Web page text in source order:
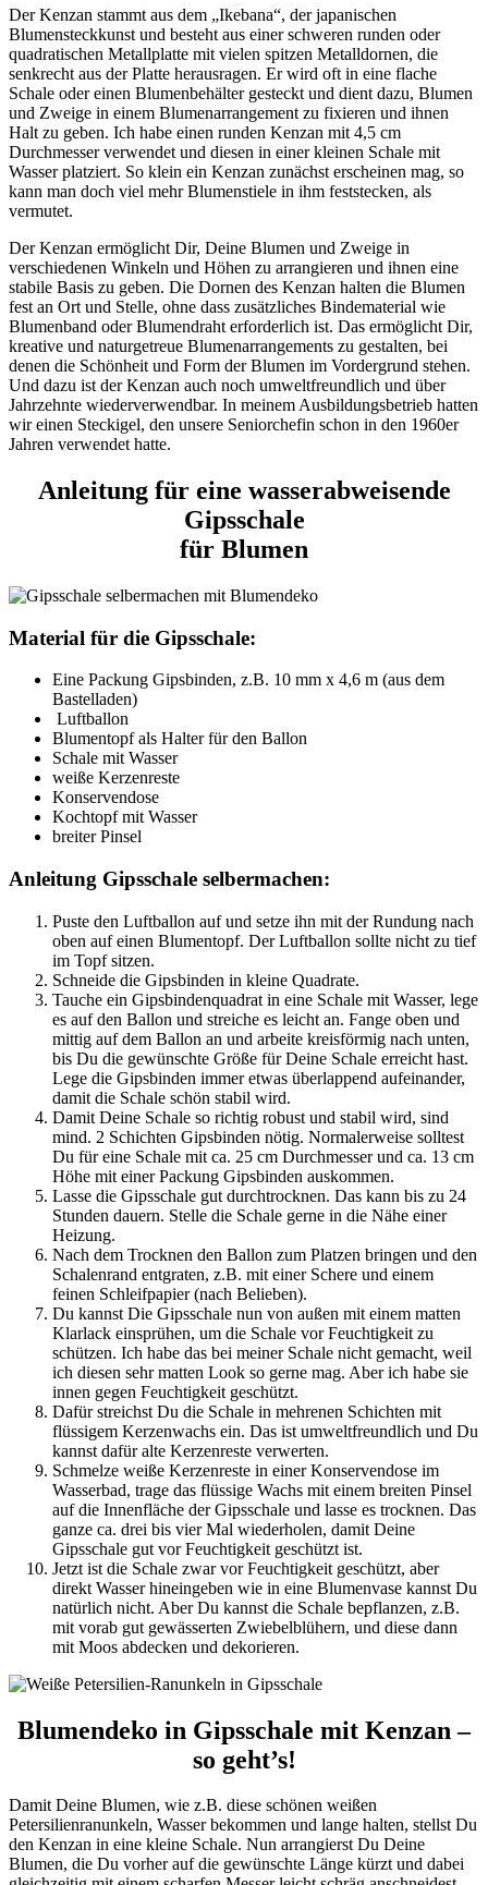
Der Kenzan stammt aus dem „Ikebana“, der japanischen
Blumensteckkunst und besteht aus einer schweren runden oder
quadratischen Metallplatte mit vielen spitzen Metalldornen, die
senkrecht aus der Platte herausragen. Er wird oft in eine flache
Schale oder einen Blumenbehälter gesteckt und dient dazu, Blumen
und Zweige in einem Blumenarrangement zu fixieren und ihnen
Halt zu geben. Ich habe einen runden Kenzan mit 4,5 cm
Durchmesser verwendet und diesen in einer kleinen Schale mit
Wasser platziert. So klein ein Kenzan zunächst erscheinen mag, so
kann man doch viel mehr Blumenstiele in ihm feststecken, als
vermutet.
Der Kenzan ermöglicht Dir, Deine Blumen und Zweige in
verschiedenen Winkeln und Höhen zu arrangieren und ihnen eine
stabile Basis zu geben. Die Dornen des Kenzan halten die Blumen
fest an Ort und Stelle, ohne dass zusätzliches Bindematerial wie
Blumenband oder Blumendraht erforderlich ist. Das ermöglicht Dir,
kreative und naturgetreue Blumenarrangements zu gestalten, bei
denen die Schönheit und Form der Blumen im Vordergrund stehen.
Und dazu ist der Kenzan auch noch umweltfreundlich und über
Jahrzehnte wiederverwendbar. In meinem Ausbildungsbetrieb hatten
wir einen Steckigel, den unsere Seniorchefin schon in den 1960er
Jahren verwendet hatte.
Anleitung für eine wasserabweisende
Gipsschale
für Blumen
Material für die Gipsschale:
Eine Packung Gipsbinden, z.B. 10 mm x 4,6 m (aus dem
Bastelladen)
Luftballon
Blumentopf als Halter für den Ballon
Schale mit Wasser
weiße Kerzenreste
Konservendose
Kochtopf mit Wasser
breiter Pinsel
Anleitung Gipsschale selbermachen:
Puste den Luftballon auf und setze ihn mit der Rundung nach
oben auf einen Blumentopf. Der Luftballon sollte nicht zu tief
im Topf sitzen.
Schneide die Gipsbinden in kleine Quadrate.
Tauche ein Gipsbindenquadrat in eine Schale mit Wasser, lege
es auf den Ballon und streiche es leicht an. Fange oben und
mittig auf dem Ballon an und arbeite kreisförmig nach unten,
bis Du die gewünschte Größe für Deine Schale erreicht hast.
Lege die Gipsbinden immer etwas überlappend aufeinander,
damit die Schale schön stabil wird.
Damit Deine Schale so richtig robust und stabil wird, sind
mind. 2 Schichten Gipsbinden nötig. Normalerweise solltest
Du für eine Schale mit ca. 25 cm Durchmesser und ca. 13 cm
Höhe mit einer Packung Gipsbinden auskommen.
Lasse die Gipsschale gut durchtrocknen. Das kann bis zu 24
Stunden dauern. Stelle die Schale gerne in die Nähe einer
Heizung.
Nach dem Trocknen den Ballon zum Platzen bringen und den
Schalenrand entgraten, z.B. mit einer Schere und einem
feinen Schleifpapier (nach Belieben).
Du kannst Die Gipsschale nun von außen mit einem matten
Klarlack einsprühen, um die Schale vor Feuchtigkeit zu
schützen. Ich habe das bei meiner Schale nicht gemacht, weil
ich diesen sehr matten Look so gerne mag. Aber ich habe sie
innen gegen Feuchtigkeit geschützt.
Dafür streichst Du die Schale in mehrenen Schichten mit
flüssigem Kerzenwachs ein. Das ist umweltfreundlich und Du
kannst dafür alte Kerzenreste verwerten.
Schmelze weiße Kerzenreste in einer Konservendose im
Wasserbad, trage das flüssige Wachs mit einem breiten Pinsel
auf die Innenfläche der Gipsschale und lasse es trocknen. Das
ganze ca. drei bis vier Mal wiederholen, damit Deine
Gipsschale gut vor Feuchtigkeit geschützt ist.
Jetzt ist die Schale zwar vor Feuchtigkeit geschützt, aber
direkt Wasser hineingeben wie in eine Blumenvase kannst Du
natürlich nicht. Aber Du kannst die Schale bepflanzen, z.B.
mit vorab gut gewässerten Zwiebelblühern, und diese dann
mit Moos abdecken und dekorieren.
Blumendeko in Gipsschale mit Kenzan –
so geht’s!
Damit Deine Blumen, wie z.B. diese schönen weißen
Petersilienranunkeln, Wasser bekommen und lange halten, stellst Du
den Kenzan in eine kleine Schale. Nun arrangierst Du Deine
Blumen, die Du vorher auf die gewünschte Länge kürzt und dabei